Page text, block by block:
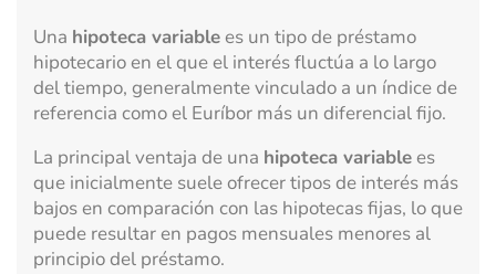
Una hipoteca variable es un tipo de préstamo
hipotecario en el que el interés fluctúa a lo largo
del tiempo, generalmente vinculado a un índice de
referencia como el Euríbor más un diferencial fijo.
La principal ventaja de una hipoteca variable es
que inicialmente suele ofrecer tipos de interés más
bajos en comparación con las hipotecas fijas, lo que
puede resultar en pagos mensuales menores al
principio del préstamo.